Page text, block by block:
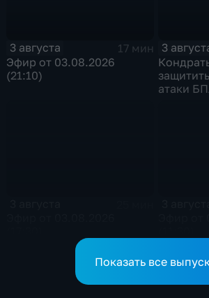
3 августа
17 мин
Эфир от 03.08.2026
(21:10)
3
атаки
Показать все